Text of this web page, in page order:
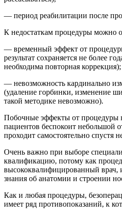
— период реабилитации после
К недостаткам процедуры можно
— временный эффект от
результат сохраняется не более
необходима повторная коррекция);
— невозможность кардинально
(удаление горбинки, изменение
такой методике невозможно).
Побочные эффекты от процедуры
пациентов беспокоит небольшой
проходит самостоятельно спустя
Очень важно при выборе
квалификацию, потому как
высококвалифицированный
знания об анатомии и строении
Как и любая процедуры,
имеет ряд противопоказаний, к